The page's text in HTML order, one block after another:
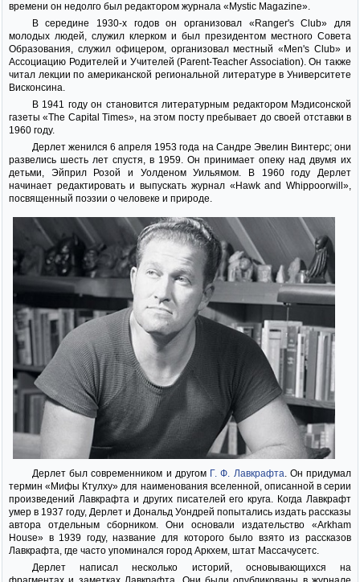
времени он недолго был редактором журнала «Mystic Magazine».
В середине 1930-х годов он организовал «Ranger's Club» для
молодых людей, служил клерком и был президентом местного Совета
Образования, служил офицером, организовал местный «Men's Club» и
Ассоциацию Родителей и Учителей (Parent-Teacher Association). Он также
читал лекции по американской региональной литературе в Университете
Висконсина.
В 1941 году он становится литературным редактором Мэдисонской
газеты «The Capital Times», на этом посту пребывает до своей отставки в
1960 году.
Дерлет женился 6 апреля 1953 года на Сандре Эвелин Винтерс; они
развелись шесть лет спустя, в 1959. Он принимает опеку над двумя их
детьми, Эйприл Розой и Уолденом Уильямом. В 1960 году Дерлет
начинает редактировать и выпускать журнал «Hawk and Whippoorwill»,
посвященный поэзии о человеке и природе.
Дерлет был современником и другом Г. Ф. Лавкрафта . Он придумал
термин «Мифы Ктулху» для наименования вселенной, описанной в серии
произведений Лавкрафта и других писателей его круга. Когда Лавкрафт
умер в 1937 году, Дерлет и Дональд Уондрей попытались издать рассказы
автора отдельным сборником. Они основали издательство «Arkham
House» в 1939 году, название для которого было взято из рассказов
Лавкрафта, где часто упоминался город Аркхем, штат Массачусетс.
Дерлет написал несколько историй, основывающихся на